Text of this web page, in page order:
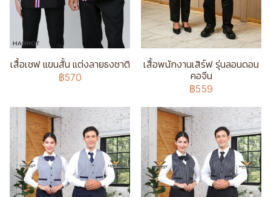
เสื้อเชฟ แขนสั้น แต่งลายธงชาติ
฿570
เสื้อพนักงานเสิร์ฟ รุ่นลอนดอน
คอจีน
฿559